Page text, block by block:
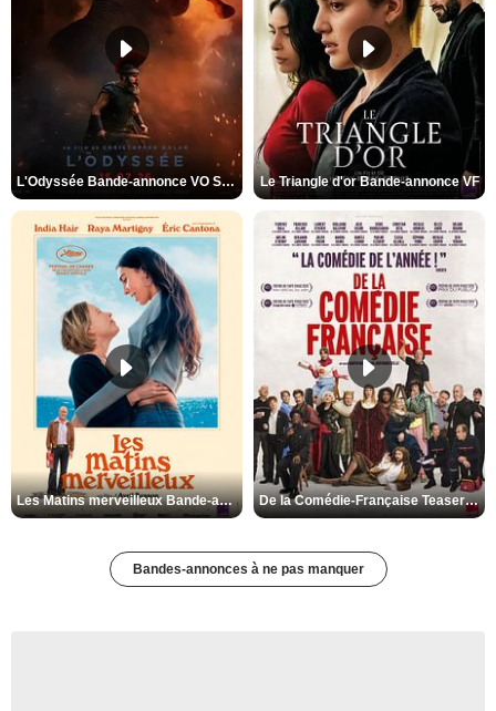
L'Odyssée Bande-annonce VO STFR Le Triangle d'or Bande-annonce VF
Les Matins merveilleux Bande-annonce VF De la Comédie-Française Teaser VF
Bandes-annonces à ne pas manquer